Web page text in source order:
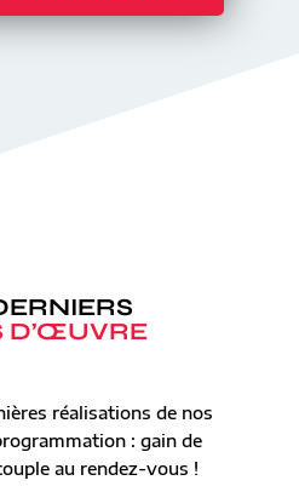
D’ŒUVRE
réalisations de nos
: gain de
au rendez-vous !